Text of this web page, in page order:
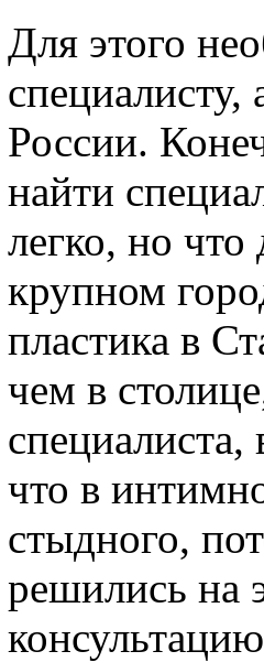
Для этого
России.
найти
легко, но что
крупном
пластика в
чем в
что в
стыдного,
решились на